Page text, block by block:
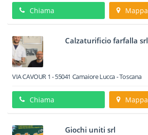
Chiama Mappa
Calzaturificio farfalla srl
VIA CAVOUR 1 -55041 CamaioreLucca -Toscana
Chiama Mappa
Giochi uniti srl